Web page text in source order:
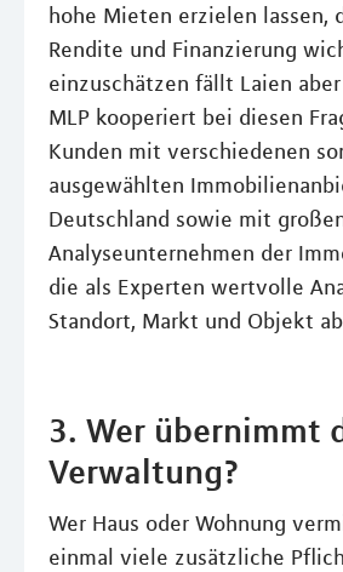
hohe Mieten erzielen lassen,
Rendite und Finanzierung
einzuschätzen fällt Laien
MLP kooperiert bei diesen
Kunden mit verschiedenen
ausgewählten
Deutschland sowie mit
Analyseunternehmen der
die als Experten wertvolle
Standort, Markt und Objekt
3. Wer übernimmt
Verwaltung?
Wer Haus oder Wohnung
einmal viele zusätzliche